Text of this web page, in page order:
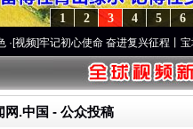
6
5
4
3
2
1
记初心使命 奋进复兴征程丨宝塔山下
网.中国 - 公众投稿